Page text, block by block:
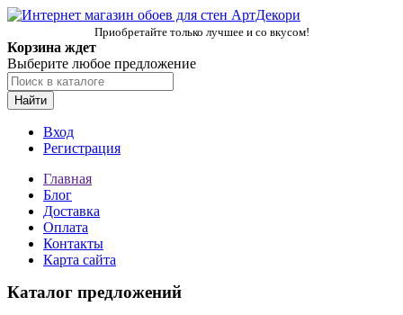
Приобретайте только лучшее и со вкусом!
Корзина ждет
Выберите любое предложение
Найти
Вход
Регистрация
Главная
Блог
Доставка
Оплата
Контакты
Карта сайта
Каталог предложений